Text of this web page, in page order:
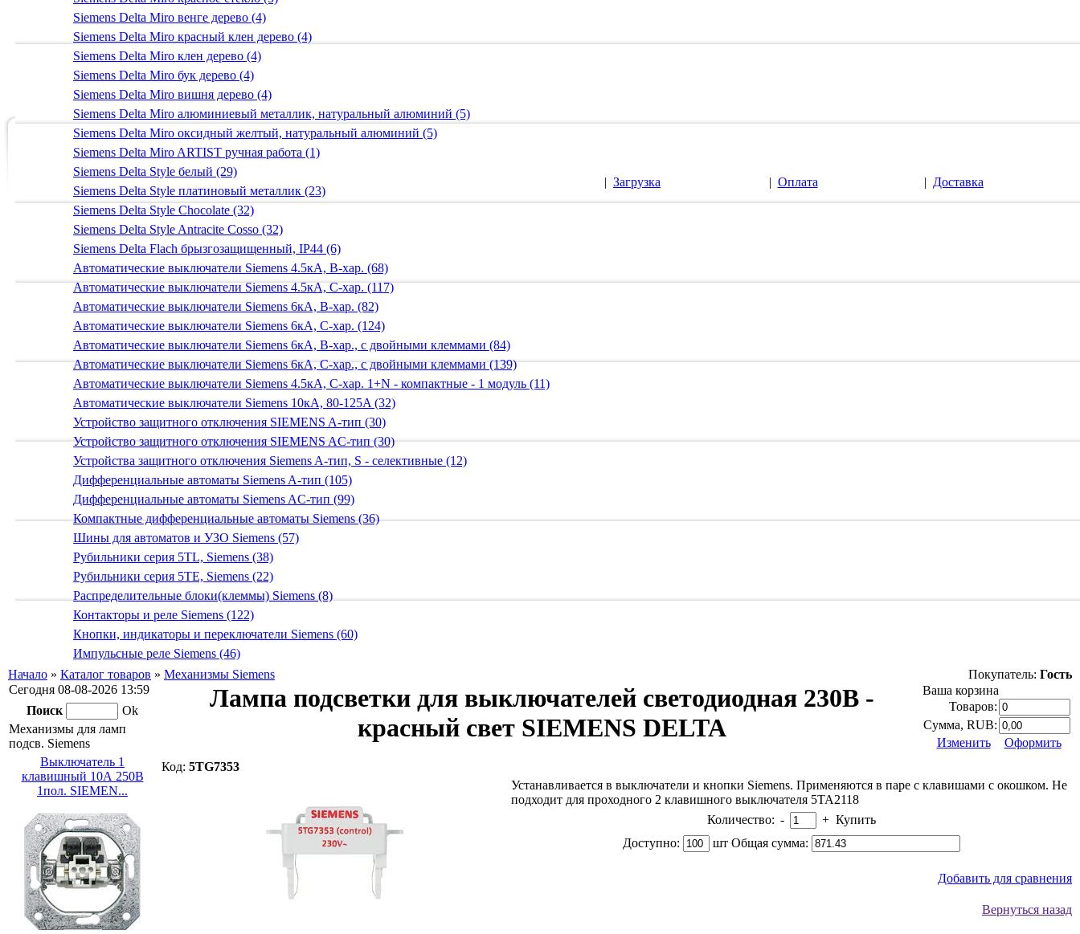
Siemens Delta Miro венге дерево (4)
Siemens Delta Miro красный клен дерево (4)
Siemens Delta Miro клен дерево (4)
Siemens Delta Miro бук дерево (4)
Siemens Delta Miro вишня дерево (4)
Siemens Delta Miro алюминиевый металлик, натуральный алюминий (5)
Siemens Delta Miro оксидный желтый, натуральный алюминий (5)
Siemens Delta Miro ARTIST ручная работа (1)
Siemens Delta Style белый (29)
Siemens Delta Style платиновый металлик (23)
Siemens Delta Style Chocolate (32)
Siemens Delta Style Antracite Cosso (32)
Siemens Delta Flach брызгозащищенный, IP44 (6)
Автоматические выключатели Siemens 4.5кА, B-хар. (68)
Автоматические выключатели Siemens 4.5кА, C-хар. (117)
Автоматические выключатели Siemens 6кА, B-хар. (82)
Автоматические выключатели Siemens 6кА, С-хар. (124)
Автоматические выключатели Siemens 6кА, B-хар., с двойными клеммами (84)
Автоматические выключатели Siemens 6кА, C-хар., с двойными клеммами (139)
Автоматические выключатели Siemens 4.5кА, C-хар. 1+N - компактные - 1 модуль (11)
Автоматические выключатели Siemens 10кА, 80-125A (32)
Устройство защитного отключения SIEMENS A-тип (30)
Устройство защитного отключения SIEMENS AС-тип (30)
Устройства защитного отключения Siemens A-тип, S - селективные (12)
Дифференциальные автоматы Siemens A-тип (105)
Дифференциальные автоматы Siemens AС-тип (99)
Компактные дифференциальные автоматы Siemens (36)
Шины для автоматов и УЗО Siemens (57)
Рубильники серия 5TL, Siemens (38)
Рубильники серия 5TE, Siemens (22)
Распределительные блоки(клеммы) Siemens (8)
Контакторы и реле Siemens (122)
Кнопки, индикаторы и переключатели Siemens (60)
Импульсные реле Siemens (46)
| Загрузка | Оплата | Доставка
Начало » Каталог товаров » Механизмы Siemens Покупатель: Гость
Сегодня 08-08-2026 13:59
Поиск
Ok
Механизмы для ламп
подсв. Siemens
Выключатель 1
клавишный 10А 250В
1пол. SIEMEN...
Лампа подсветки для выключателей светодиодная 230B -
красный свет SIEMENS DELTA
Код: 5TG7353
Ваша корзина
Товаров:
Сумма, RUB:
Изменить
Оформить
Устанавливается в выключатели и кнопки Siemens. Применяются в паре с клавишами с окошком. Не
подходит для проходного 2 клавишного выключателя 5TA2118
Количество: - + Купить
Доступно:
шт Общая сумма:
Добавить для сравнения
Вернуться назад